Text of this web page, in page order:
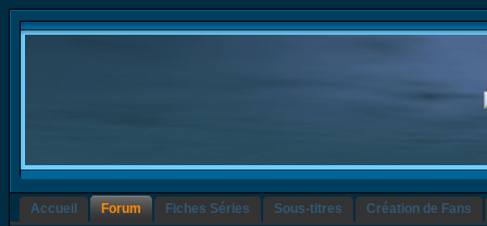
Accueil Forum Fiches Séries Sous-titres Création de Fans